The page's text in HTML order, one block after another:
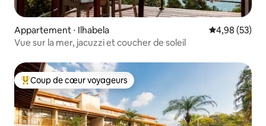
Appartement ⋅ Ilhabela Évaluation
4,98 (53)
Vue sur la mer, jacuzzi et coucher de soleil
Coups de cœur voyageurs les plus appréciés
Coup de cœur voyageurs